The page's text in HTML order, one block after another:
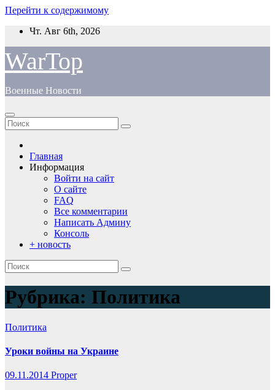
Перейти к содержимому
Чт. Авг 6th, 2026
WarTop
Военные Новости
Главная
Информация
Войти на сайт
О сайте
FAQ
Все комментарии
Написать Админу
Консоль
+ новость
Рубрика: Политика
Политика
Уроки войны на Украине
09.11.2014 Proper